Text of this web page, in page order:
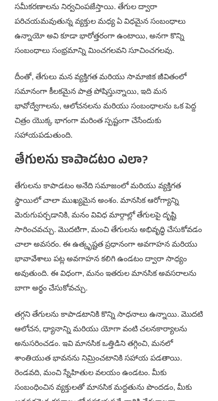
సమీకరణాలను నిర్వచింపజేస్తాయి. తేగుల ద్వారా
పరిచయమవుతున్న వ్యక్తుల మధ్య ఏ విధమైన సంబంధాలు
ఉన్నాయో అవి కూడా భారోత్తరంగా ఉంటాయి, అనగా కొన్ని
సంబంధాలు సంభ్రమాన్ని మించగలవని సూచించగలవు.
దీంతో, తేగులు మన వ్యక్తిగత మరియు సామాజిక జీవితంలో
సమానంగా కీలకమైన పాత్ర పోషిస్తున్నాయి, ఇది మన
భావోద్వేగాలను, ఆలోచనలను మరియు సంబంధాలను ఒక పెద్ద
చిత్రం యొక్క భాగంగా మరింత స్పష్టంగా చేసేందుకు
సహాయపడుతుంది.
తేగులను కాపాడటం ఎలా?
తేగులను కాపాడటం అనేది సమాజంలో మరియు వ్యక్తిగత
స్థాయిలో చాలా ముఖ్యమైన అంశం. మానసిక ఆరోగ్యాన్ని
మెరుగుపర్చడానికి, మనం వివిధ మార్గాల్లో తేగులపై దృష్టి
సారించవచ్చు. మొదటిగా, మంచి తేగులను అభివృద్ధి చేసుకోవడం
చాలా అవసరం. ఈ ఉత్కృష్టత ప్రధానంగా అవగాహన మరియు
భావావేశాలు పట్ల అవగాహన కలిగి ఉండటం ద్వారా సాధ్యం
అవుతుంది. ఈ విధంగా, మనం ఇతరుల మానసిక అవసరాలను
బాగా అర్థం చేసుకోవచ్చు.
తగ్గని తేగులను కాపాడటానికి కొన్ని సాధనాలు ఉన్నాయి. మొదటి
ఆలోచన, ధ్యానాన్ని మరియు యోగా వంటి చలనకార్యాలను
అనుసరించడం. ఇవి మానసిక ఒత్తిడిని తగ్గించి, మనలో
శాంతియుత భావనను నిమ్రించటానికి సహాయ పడతాయి.
రెండవది, మంచి స్నేహితుల వలయం ఉండటం. మీకు
సంబంధించిన వ్యక్తులతో మానసిక మద్దతును పొందడం, మీకు